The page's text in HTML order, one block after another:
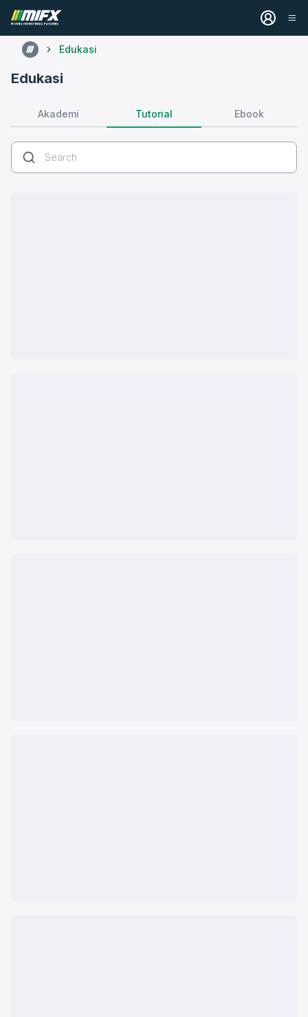
Edukasi
Edukasi
Akademi Tutorial Ebook